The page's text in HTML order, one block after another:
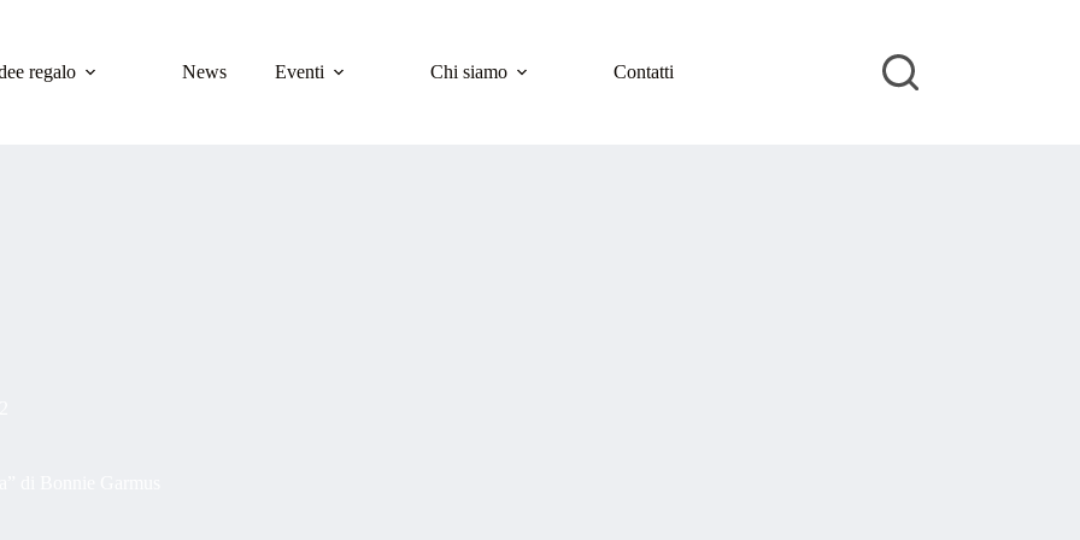
regalo News Eventi Chi siamo Contatti